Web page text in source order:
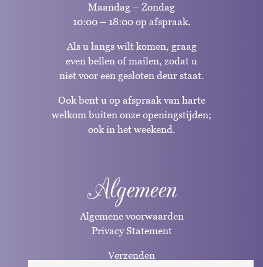
Maandag – Zondag
10:00 – 18:00 op afspraak.
Als u langs wilt komen, graag
even bellen of mailen, zodat u
niet voor een gesloten deur staat.
Ook bent u op afspraak van harte
welkom buiten onze openingstijden;
ook in het weekend.
Algemeen
Algemene voorwaarden
Privacy Statement
Verzenden